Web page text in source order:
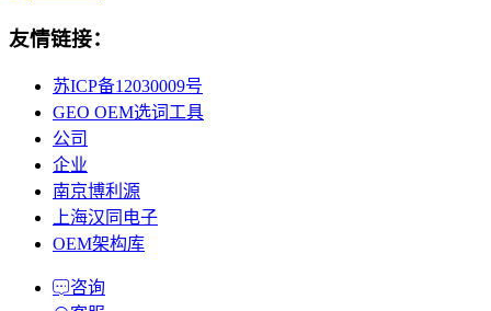
友情链接：
苏ICP备12030009号
GEO OEM选词工具
公司
企业
南京博利源
上海汉同电子
OEM架构库
咨询